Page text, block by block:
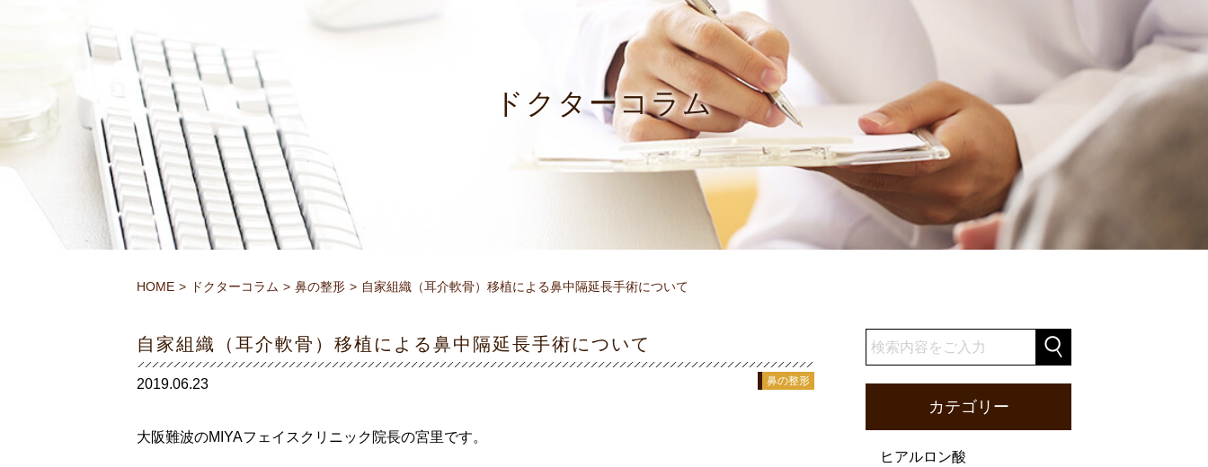
ドクターコラム
HOME ドクターコラム 鼻の整形 自家組織（耳介軟骨）移植による鼻中隔延長手術について
自家組織（耳介軟骨）移植による鼻中隔延長手術について
2019.06.23 鼻の整形
大阪難波のMIYAフェイスクリニック院長の宮里です。
カテゴリー
ヒアルロン酸